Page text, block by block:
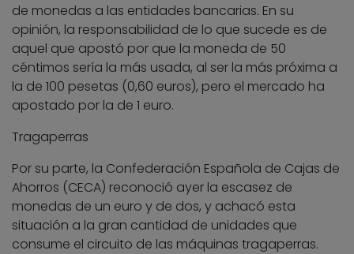
de monedas a las entidades bancarias. En su
opinión, la responsabilidad de lo que sucede es de
aquel que apostó por que la moneda de 50
céntimos sería la más usada, al ser la más próxima a
la de 100 pesetas (0,60 euros), pero el mercado ha
apostado por la de 1 euro.
Tragaperras
Por su parte, la Confederación Española de Cajas de
Ahorros (CECA) reconoció ayer la escasez de
monedas de un euro y de dos, y achacó esta
situación a la gran cantidad de unidades que
consume el circuito de las máquinas tragaperras.